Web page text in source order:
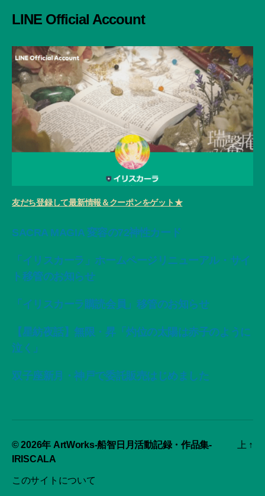
LINE Official Account
友だち登録して最新情報＆クーポンをゲット★
SACRA MAGIA 変容の72神性カード
「イリスカーラ」ホームページリニューアル・サイ
ト移管のお知らせ
「イリスカーラ購読会員」移管のお知らせ
【星紡夜話】無限・昇「灼位の太陽は赤子のように
泣く」
双子座新月・神戸で委託販売はじめました
© 2026年 ArtWorks-船智日月活動記録・作品集-
IRISCALA
このサイトについて
上 ↑